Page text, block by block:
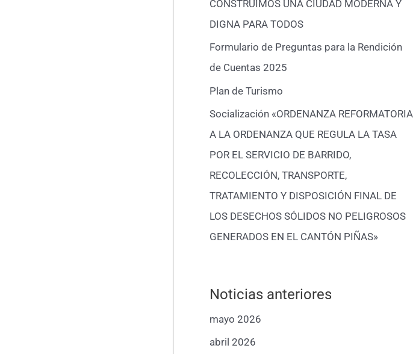
CONSTRUIMOS UNA CIUDAD MODERNA Y
DIGNA PARA TODOS
Formulario de Preguntas para la Rendición
de Cuentas 2025
Plan de Turismo
Socialización «ORDENANZA REFORMATORIA
A LA ORDENANZA QUE REGULA LA TASA
POR EL SERVICIO DE BARRIDO,
RECOLECCIÓN, TRANSPORTE,
TRATAMIENTO Y DISPOSICIÓN FINAL DE
LOS DESECHOS SÓLIDOS NO PELIGROSOS
GENERADOS EN EL CANTÓN PIÑAS»
Noticias anteriores
mayo 2026
abril 2026